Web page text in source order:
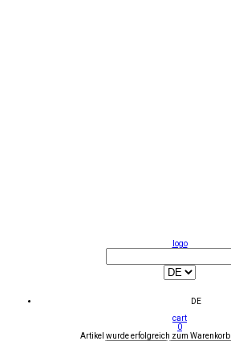
logo
DE
cart
0
Artikel wurde erfolgreich zum